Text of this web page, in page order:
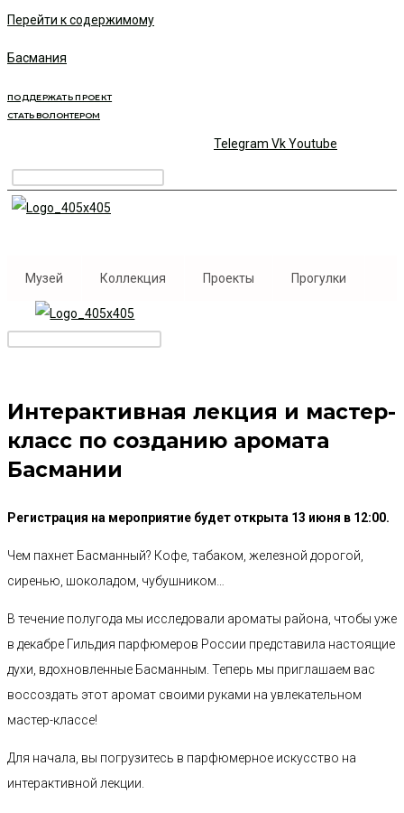
Перейти к содержимому
Басмания
ПОДДЕРЖАТЬ ПРОЕКТ
СТАТЬ ВОЛОНТЕРОМ
Telegram VkYoutube
Музей Коллекция Проекты Прогулки
Интерактивная лекция и мастер-
класс по созданию аромата
Басмании
Регистрация на мероприятие будет открыта 13 июня в 12:00.
Чем пахнет Басманный? Кофе, табаком, железной дорогой,
сиренью, шоколадом, чубушником…
В течение полугода мы исследовали ароматы района, чтобы уже
в декабре Гильдия парфюмеров России представила настоящие
духи, вдохновленные Басманным. Теперь мы приглашаем вас
воссоздать этот аромат своими руками на увлекательном
мастер-классе!
Для начала, вы погрузитесь в парфюмерное искусство на
интерактивной лекции.